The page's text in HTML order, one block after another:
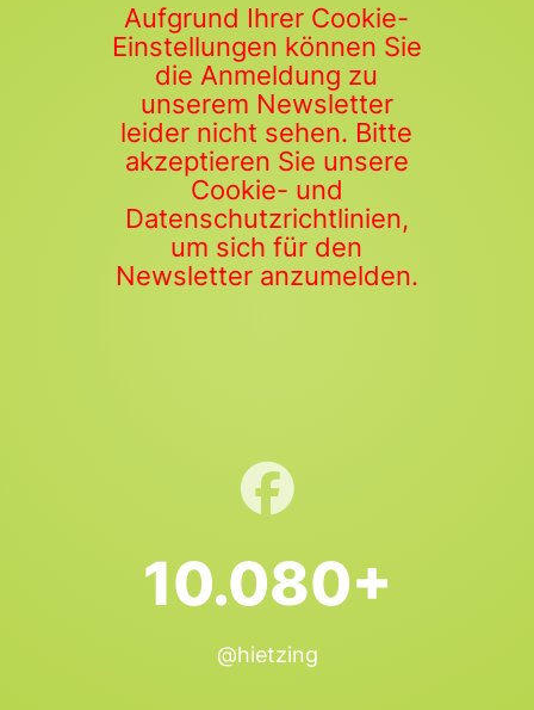
Aufgrund Ihrer Cookie-
Einstellungen können Sie
die Anmeldung zu
unserem Newsletter
leider nicht sehen. Bitte
akzeptieren Sie unsere
Cookie- und
Datenschutzrichtlinien,
um sich für den
Newsletter anzumelden.
10.080+
@hietzing